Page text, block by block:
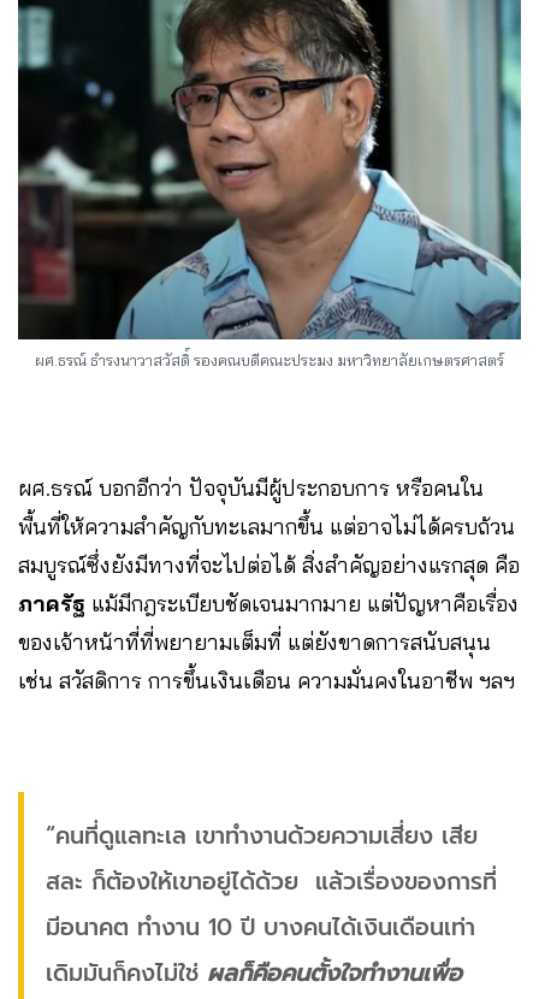
ผศ.ธรณ์ ธำรงนาวาสวัสดิ์ รองคณบดีคณะประมง มหาวิทยาลัยเกษตรศาสตร์
ผศ.ธรณ์ บอกอีกว่า ปัจจุบันมีผู้ประกอบการ หรือคนใน
พื้นที่ให้ความสำคัญกับทะเลมากขึ้น แต่อาจไม่ได้ครบถ้วน
สมบูรณ์ซึ่งยังมีทางที่จะไปต่อได้ สิ่งสำคัญอย่างแรกสุด คือ
ภาครัฐ แม้มีกฎระเบียบชัดเจนมากมาย แต่ปัญหาคือเรื่อง
ของเจ้าหน้าที่ที่พยายามเต็มที่ แต่ยังขาดการสนับสนุน
เช่น สวัสดิการ การขึ้นเงินเดือน ความมั่นคงในอาชีพ ฯลฯ
“คนที่ดูแลทะเล เขาทำงานด้วยความเสี่ยง เสีย
สละ ก็ต้องให้เขาอยู่ได้ด้วย แล้วเรื่องของการที่
มีอนาคต ทำงาน 10 ปี บางคนได้เงินเดือนเท่า
เดิมมันก็คงไม่ใช่ ผลก็คือคนตั้งใจทำงานเพื่อ